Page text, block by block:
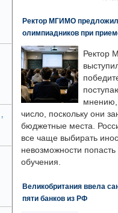
,
Ректор МГИМО
олимпиадников при
Ректор
мнению,
число, поскольку они
бюджетные места.
все чаще выбирать
невозможности
обучения.
Великобритания ввела
пяти банков из РФ